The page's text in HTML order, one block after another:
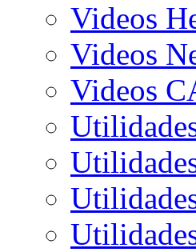
Videos
Videos
Videos